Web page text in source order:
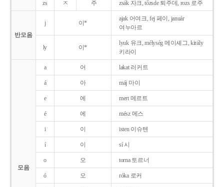
zs ㅈ 주 zsák 자크, tőzsde 퇴주데, rozs 로주
반모음
j 이*
ajak 어여크, fej 페이, január
여누아르
ly 이*
lyuk 유크, mélység 메이셰그, király
키라이
모음
a 어 lakat 러커트
á 아 máj 마이
e 에 mert 메르트
é 에 mész 메스
i 이 isten 이슈텐
í 이 sí 시
o 오 torna 토르너
ó 오 róka 로커